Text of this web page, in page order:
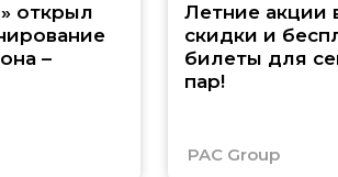
открыл
–
Летние акции
скидки и
билеты для
пар!
PAC Group